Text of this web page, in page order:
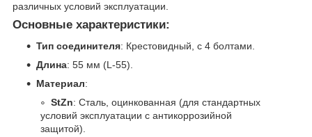
различных условий эксплуатации.
Основные характеристики:
Тип соединителя: Крестовидный, с 4 болтами.
Длина: 55 мм (L-55).
Материал:
StZn: Сталь, оцинкованная (для стандартных
условий эксплуатации с антикоррозийной
защитой).